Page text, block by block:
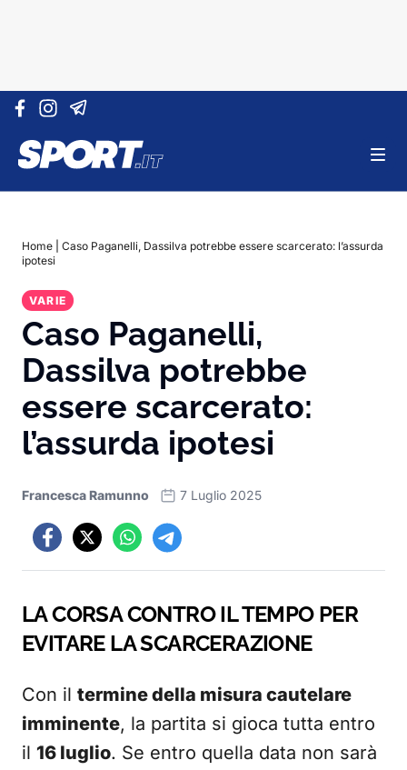
Vai al contenuto
Home
Caso Paganelli, Dassilva potrebbe essere scarcerato: l’assurda
ipotesi
VARIE
Caso Paganelli,
Dassilva potrebbe
essere scarcerato:
l’assurda ipotesi
Francesca Ramunno 7 Luglio 2025
LA CORSA CONTRO IL TEMPO PER
EVITARE LA SCARCERAZIONE
Con il termine della misura cautelare
imminente, la partita si gioca tutta entro
il 16 luglio. Se entro quella data non sarà